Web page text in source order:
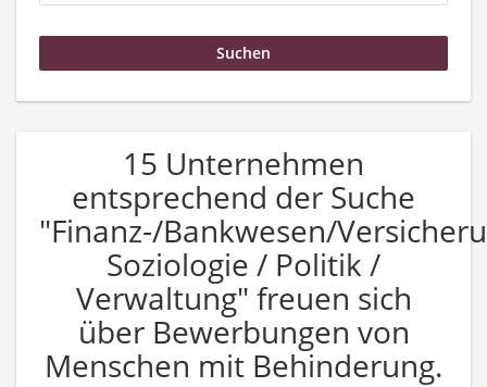
15 Unternehmen
entsprechend der Suche
"Finanz-/Bankwesen/
Soziologie / Politik /
Verwaltung" freuen sich
über Bewerbungen von
Menschen mit Behinderung.